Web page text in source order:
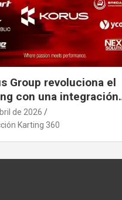
Group revoluciona el
con una integración
estratégica que se
a posibles
que afecten al
de 2026
Karting 360